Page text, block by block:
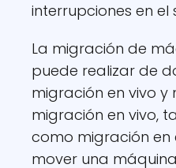
interrupciones en el
La migración de
puede realizar de
migración en vivo y
migración en vivo,
como migración en
mover una